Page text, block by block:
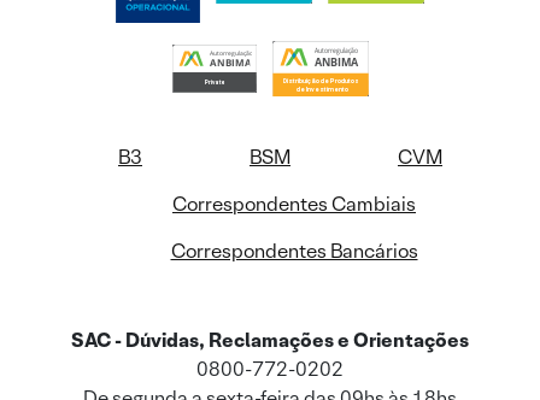
B3 BSM
CVM
Correspondentes Cambiais
Correspondentes Bancários
SAC - Dúvidas, Reclamações e Orientações
0800-772-0202